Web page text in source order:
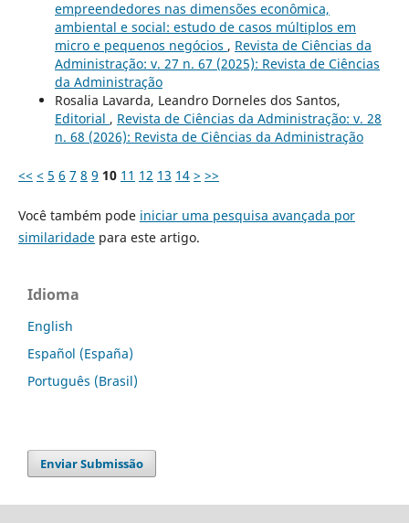
empreendedores nas dimensões econômica,
ambiental e social: estudo de casos múltiplos em
micro e pequenos negócios , Revista de Ciências da
Administração: v. 27 n. 67 (2025): Revista de Ciências
da Administração
Rosalia Lavarda, Leandro Dorneles dos Santos,
Editorial , Revista de Ciências da Administração: v. 28
n. 68 (2026): Revista de Ciências da Administração
<< < 5 6 7 8 9 10 11 12 13 14 > >>
Você também pode iniciar uma pesquisa avançada por
similaridadepara este artigo.
Idioma
English
Español (España)
Português (Brasil)
Enviar Submissão